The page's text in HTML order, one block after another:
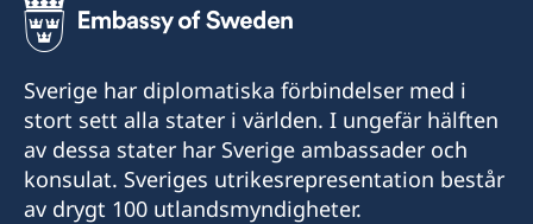
Sverige har diplomatiska förbindelser med i
stort sett alla stater i världen. I ungefär hälften
av dessa stater har Sverige ambassader och
konsulat. Sveriges utrikesrepresentation består
av drygt 100 utlandsmyndigheter.